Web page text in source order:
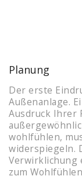
Planung
Der erste
Außenanlage.
Ausdruck Ihrer
wohlfühlen,
widerspiegeln.
Verwirklichung
zum